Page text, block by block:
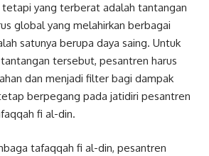
yang terberat adalah tantangan
global yang melahirkan berbagai
satunya berupa daya saing. Untuk
tersebut, pesantren harus
dan menjadi filter bagi dampak
berpegang pada jatidiri pesantren
fi al-din.
tafaqqah fi al-din, pesantren